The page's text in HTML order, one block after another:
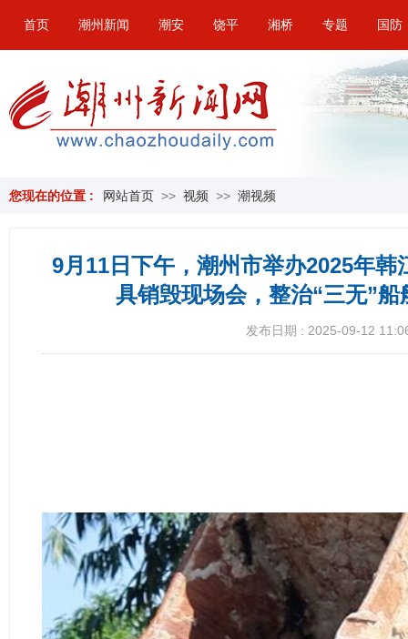
首页 潮州新闻 潮安 饶平 湘桥 专题 国防
您现在的位置 : 网站首页 >> 视频 >> 潮视频
9月11日下午，潮州市举办2025年
具销毁现场会，整治“三无”
发布日期 : 2025-09-12